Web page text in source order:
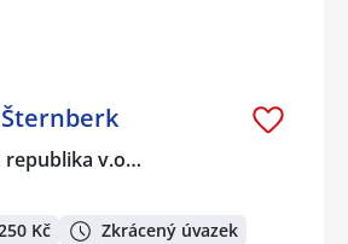
republika v.o…
Kč Zkrácený úvazek